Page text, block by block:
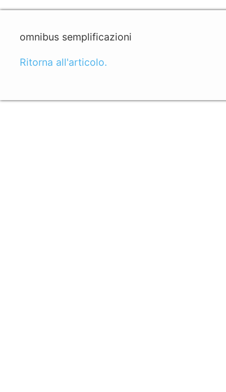
omnibus semplificazioni
Ritorna all'articolo.